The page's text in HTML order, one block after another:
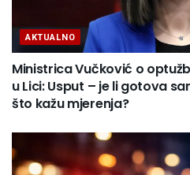
AKTUALNO
Ministrica Vučković o
u Lici: Usput – je li gotova
što kažu mjerenja?